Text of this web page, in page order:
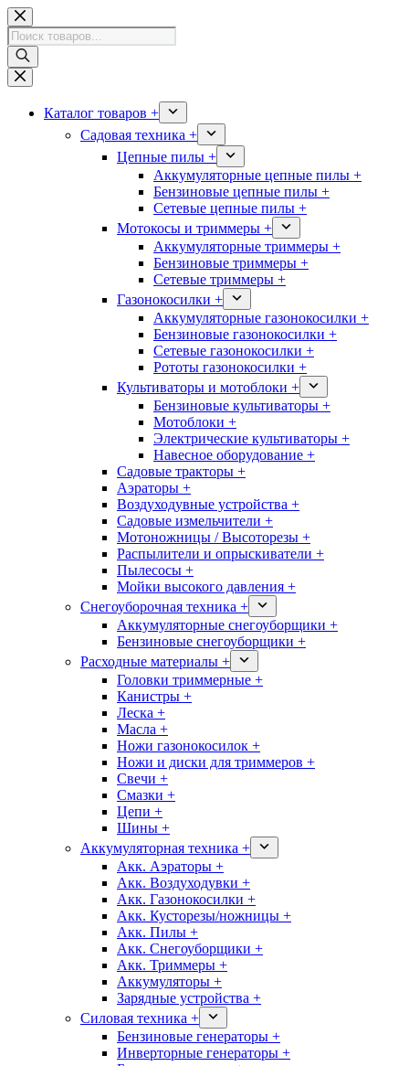
Перейти
к
сути
Поиск
товаров
Каталог товаров +
Садовая техника +
Цепные пилы +
Аккумуляторные цепные пилы +
Бензиновые цепные пилы +
Сетевые цепные пилы +
Мотокосы и триммеры +
Аккумуляторные триммеры +
Бензиновые триммеры +
Сетевые триммеры +
Газонокосилки +
Аккумуляторные газонокосилки +
Бензиновые газонокосилки +
Сетевые газонокосилки +
Рототы газонокосилки +
Культиваторы и мотоблоки +
Бензиновые культиваторы +
Мотоблоки +
Электрические культиваторы +
Навесное оборудование +
Садовые тракторы +
Аэраторы +
Воздуходувные устройства +
Садовые измельчители +
Мотоножницы / Высоторезы +
Распылители и опрыскиватели +
Пылесосы +
Мойки высокого давления +
Снегоуборочная техника +
Аккумуляторные снегоуборщики +
Бензиновые снегоуборщики +
Расходные материалы +
Головки триммерные +
Канистры +
Леска +
Масла +
Ножи газонокосилок +
Ножи и диски для триммеров +
Свечи +
Смазки +
Цепи +
Шины +
Аккумуляторная техника +
Акк. Аэраторы +
Акк. Воздуходувки +
Акк. Газонокосилки +
Акк. Кусторезы/ножницы +
Акк. Пилы +
Акк. Снегоуборщики +
Акк. Триммеры +
Аккумуляторы +
Зарядные устройства +
Силовая техника +
Бензиновые генераторы +
Инверторные генераторы +